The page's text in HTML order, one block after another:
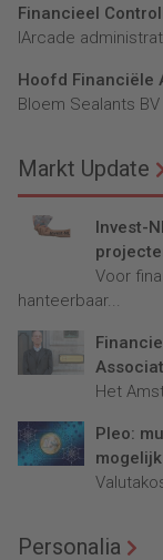
Financieel
lArcade
Hoofd Financiële
Bloem Sealants BV
Markt Update
Invest-
Voor
hanteerbaar...
Het
Pleo:
mogelijk
Personalia